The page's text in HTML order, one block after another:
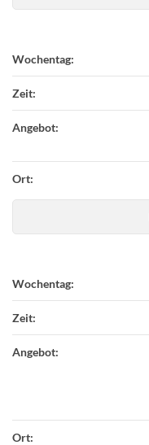
Wochentag:
Zeit:
Angebot:
Ort:
Wochentag:
Zeit:
Angebot:
Ort: